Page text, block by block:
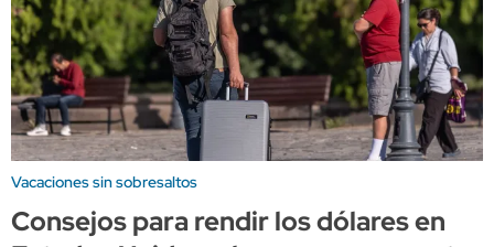
Vacaciones sin sobresaltos
Consejos para rendir los dólares en